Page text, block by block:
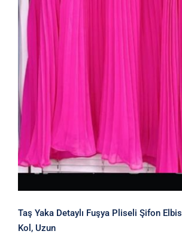
Taş Yaka Detaylı Fuşya Pliseli Şifon
Kol, Uzun